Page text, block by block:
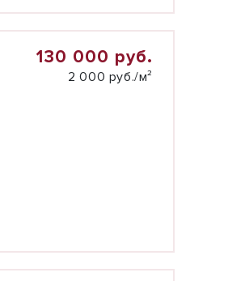
130 000 руб.
2 000 руб./м²